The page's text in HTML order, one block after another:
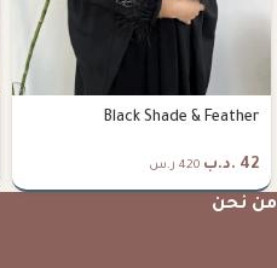
Black Shade & Feather
42 .د.ب 420 ر.س
من نحن